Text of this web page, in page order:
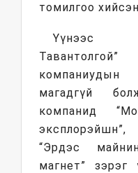
томилгоо
Үүнээс
компаниудын
магадгүй
компанид
“Эрдэс
магнет” зэрэг